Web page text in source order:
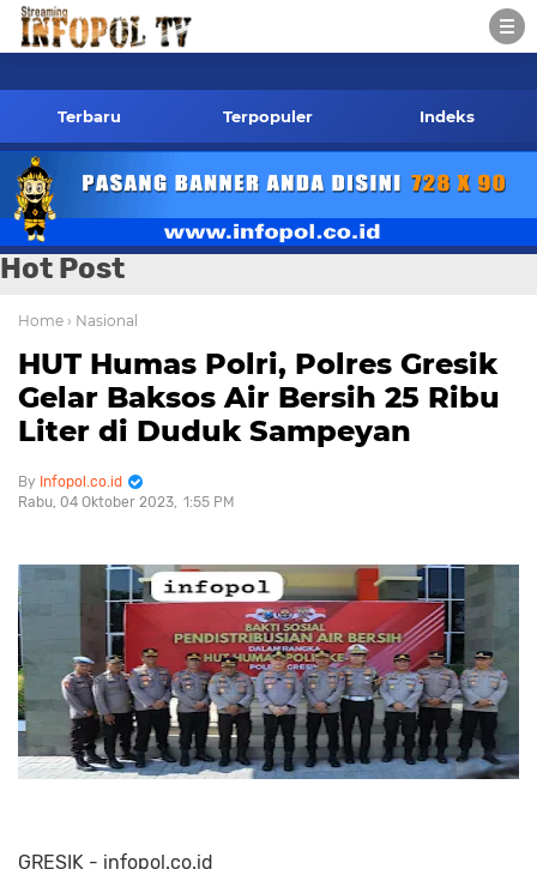
Redaksi- 085784424805 wa
Terbaru Terpopuler Indeks
Hot Post
Home › Nasional
HUT Humas Polri, Polres Gresik
Gelar Baksos Air Bersih 25 Ribu
Liter di Duduk Sampeyan
Infopol.co.id
Rabu, 04 Oktober 2023 1:55 PM
GRESIK - infopol.co.id